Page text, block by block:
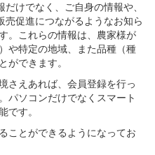
けでなく、ご自身の情報や、
売促進につながるようなお知ら
。これらの情報は、農家様が
や特定の地域、また品種（種
ができます。
さえあれば、会員登録を行っ
パソコンだけでなくスマート
です。
ことができるようになってお